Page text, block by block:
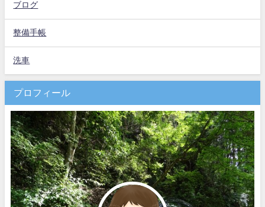
ブログ
整備手帳
洗車
プロフィール